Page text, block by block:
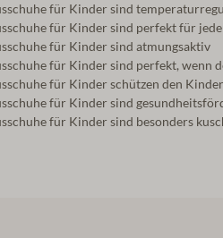
für Kinder sind
für Kinder sind perfekt für jede
für Kinder sind atmungsaktiv
für Kinder sind perfekt, wenn
für Kinder schützen den
für Kinder sind
für Kinder sind besonders